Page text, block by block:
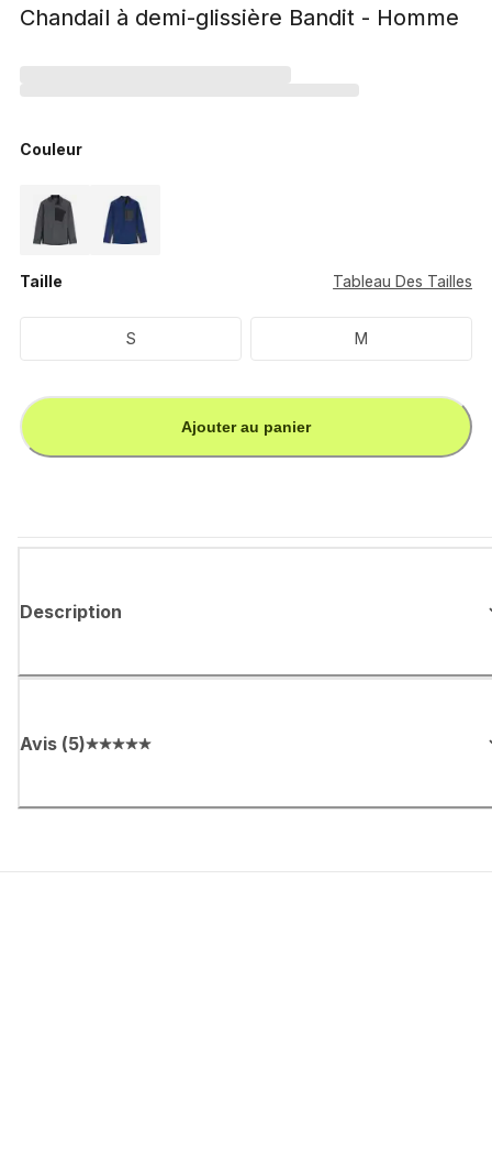
Chandail à demi-glissière Bandit - Homme
Couleur
Taille Tableau Des Tailles
S M
Ajouter au panier
Description
Avis (5)